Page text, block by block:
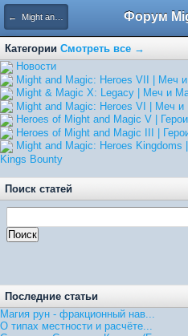
← Might and Magic: Heroes Kingdoms | Меч и Магия: Герои. Королевст
Категории Смотреть все →
Hовости
Might and Magic: Heroes VII | Меч
Might & Magic X: Legacy | Меч и
Might and Magic: Heroes VI | Меч и
Heroes of Might and Magic V |
Heroes of Might and Magic III |
Might and Magic: Heroes
Kings Bounty
Поиск статей
Последние статьи
Магия рун - фракционный нав...
О типах местности и расчёте...